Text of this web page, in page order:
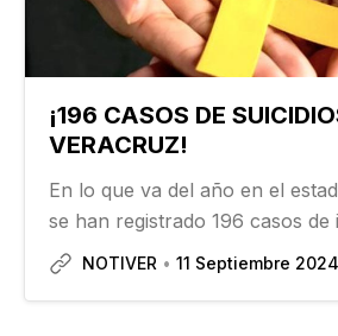
¡196 CASOS DE
VERACRUZ!
En lo que va del año en el
se han registrado 196 casos de
suicidio, la mayoría entre
NOTIVER 11 Septiembre 2024